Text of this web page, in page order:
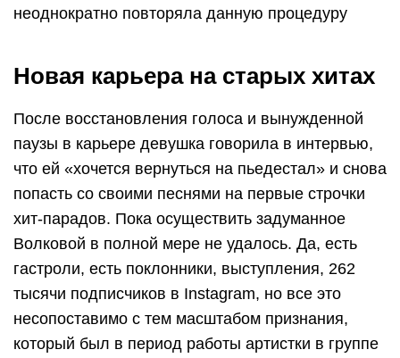
неоднократно повторяла данную процедуру
Новая карьера на старых хитах
После восстановления голоса и вынужденной
паузы в карьере девушка говорила в интервью,
что ей «хочется вернуться на пьедестал» и снова
попасть со своими песнями на первые строчки
хит-парадов. Пока осуществить задуманное
Волковой в полной мере не удалось. Да, есть
гастроли, есть поклонники, выступления, 262
тысячи подписчиков в Instagram, но все это
несопоставимо с тем масштабом признания,
который был в период работы артистки в группе